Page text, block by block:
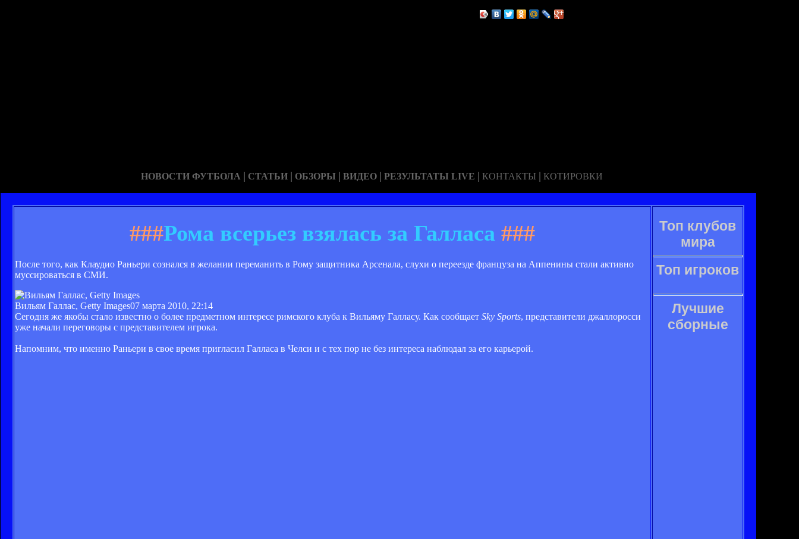
НОВОСТИ ФУТБОЛА | СТАТЬИ | ОБЗОРЫ | ВИДЕО | РЕЗУЛЬТАТЫ LIVE | КОНТАКТЫ | КОТИРОВКИ
###Рома всерьез взялась за Галласа ###
После того, как Клаудио Раньери сознался в желании переманить в Рому защитника Арсенала, слухи о переезде француза на Аппенины стали активно
муссироваться в СМИ.
Вильям Галлас, Getty Images07 марта 2010, 22:14
Сегодня же якобы стало известно о более предметном интересе римского клуба к Вильяму Галласу. Как сообщает Sky Sports, представители джаллоросси
уже начали переговоры с представителем игрока.
Напомним, что именно Раньери в свое время пригласил Галласа в Челси и с тех пор не без интереса наблюдал за его карьерой.
Топ клубов
мира
Топ игроков
Лучшие
сборные